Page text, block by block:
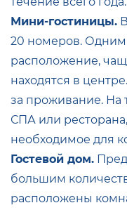
Мини-гостиницы.
20 номеров. Одним
расположение,
находятся в
за проживание. На
СПА или
необходимое для
Гостевой дом.
большим
расположены